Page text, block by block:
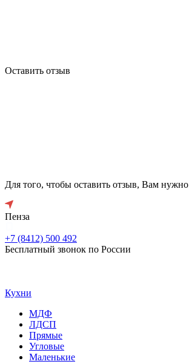
Оставить отзыв
Для того, чтобы оставить отзыв, Вам нужно
Пенза
+7 (8412) 500 492
Бесплатный звонок по России
Кухни
МДФ
ЛДСП
Прямые
Угловые
Маленькие